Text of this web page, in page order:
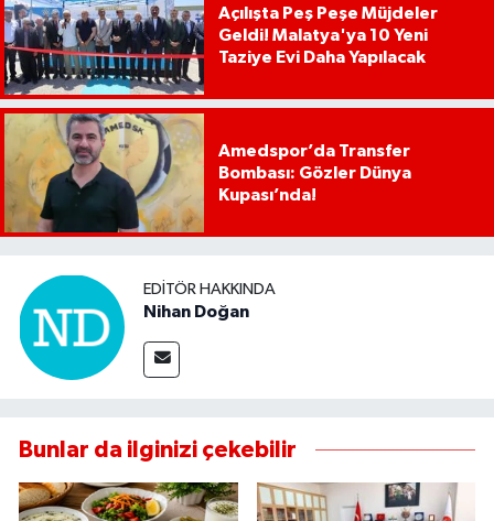
Açılışta Peş Peşe Müjdeler
Geldi! Malatya'ya 10 Yeni
Taziye Evi Daha Yapılacak
Amedspor’da Transfer
Bombası: Gözler Dünya
Kupası’nda!
EDITÖR HAKKINDA
Nihan Doğan
Bunlar da ilginizi çekebilir